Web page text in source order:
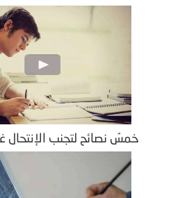
خمسُ نصائح لتجنب الإنتحال